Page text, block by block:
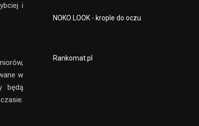
i
w
będą
NOKO LOOK - krople do oczu
Rankomat.pl